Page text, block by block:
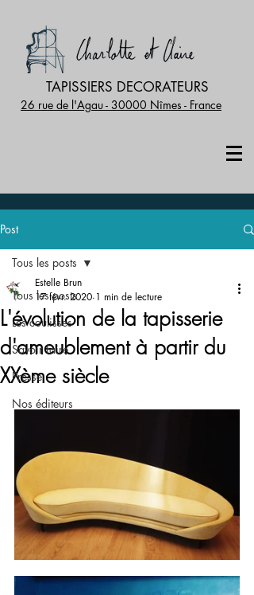
TAPISSIERS DECORATEURS
26 rue de l'Agau - 30000 Nîmes - France
Post
Tous les posts
Les coulisses
Savoir faire
Presse
Nos éditeurs
Tous les posts
L'évolution de la tapisserie
d'ameublement à partir du
XXème siècle
Estelle Brun
17 févr. 2020 1 min de lecture